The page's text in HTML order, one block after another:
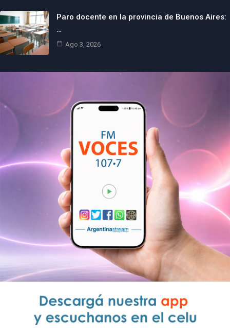
Paro docente en la provincia de Buenos Aires:
…
Ago 3, 2026